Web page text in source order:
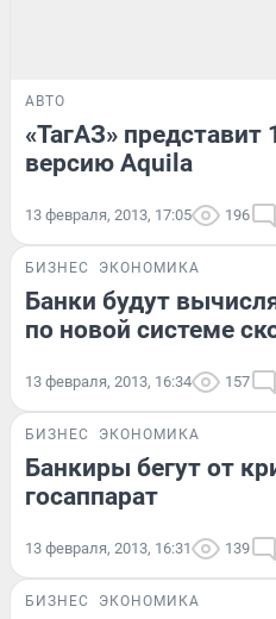
АВТО
«ТагАЗ»
версию Aquila
13 февраля, 2013, 17:05 196
БИЗНЕС ЭКОНОМИКА
Банки будут
по новой системе
13 февраля, 2013, 16:34 157
БИЗНЕС ЭКОНОМИКА
Банкиры бегут от
госаппарат
13 февраля, 2013, 16:31 139
БИЗНЕС ЭКОНОМИКА